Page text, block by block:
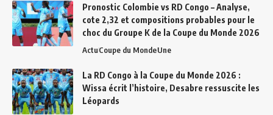
Pronostic Colombie vs RD Congo – Analyse,
cote 2,32 et compositions probables pour le
choc du Groupe K de la Coupe du Monde 2026
ActuCoupe du MondeUne
La RD Congo à la Coupe du Monde 2026 :
Wissa écrit l’histoire, Desabre ressuscite les
Léopards